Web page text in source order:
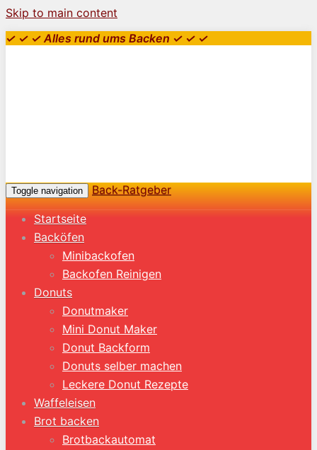
Skip to main content
✓ ✓ ✓ Alles rund ums Backen ✓ ✓ ✓
Toggle navigation Back-Ratgeber
Startseite
Backöfen
Minibackofen
Backofen Reinigen
Donuts
Donutmaker
Mini Donut Maker
Donut Backform
Donuts selber machen
Leckere Donut Rezepte
Waffeleisen
Brot backen
Brotbackautomat